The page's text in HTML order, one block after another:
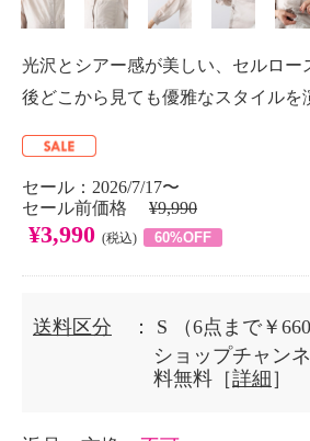
光沢とシアー感が美しい、セルロー
後どこから見ても優雅なスタイルを
セール：2026/7/17〜
セール前価格 ¥9,990
¥3,990 (税込) 60%OFF
送料区分 ： S
（6点まで￥660
ショップチャン
料無料［詳細 ］